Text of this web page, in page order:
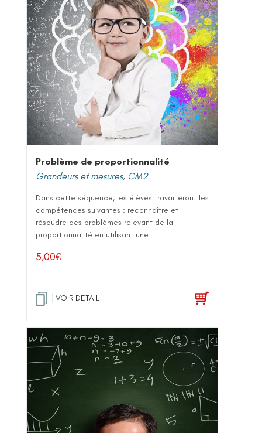
Problème de proportionnalité
Grandeurs et mesures, CM2
Dans cette séquence, les élèves travailleront les
compétences suivantes : reconnaître et
résoudre des problèmes relevant de la
proportionnalité en utilisant une...
5,00€
VOIR DETAIL